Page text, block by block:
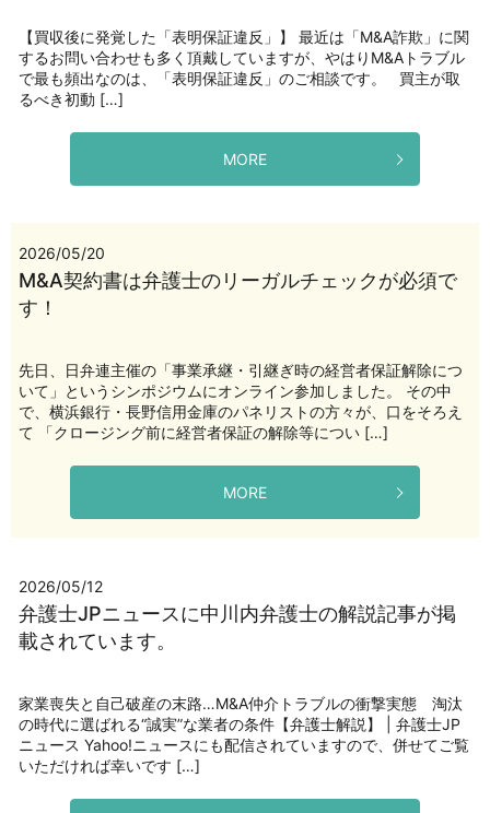
【買収後に発覚した「表明保証違反」】 最近は「M&A詐欺」に関
するお問い合わせも多く頂戴していますが、やはりM&Aトラブル
で最も頻出なのは、「表明保証違反」のご相談です。 買主が取
るべき初動 […]
MORE
2026/05/20
M&A契約書は弁護士のリーガルチェックが必須で
す！
先日、日弁連主催の「事業承継・引継ぎ時の経営者保証解除につ
いて」というシンポジウムにオンライン参加しました。 その中
で、横浜銀行・長野信用金庫のパネリストの方々が、口をそろえ
て 「クロージング前に経営者保証の解除等につい […]
MORE
2026/05/12
弁護士JPニュースに中川内弁護士の解説記事が掲
載されています。
家業喪失と自己破産の末路…M&A仲介トラブルの衝撃実態 淘汰
の時代に選ばれる“誠実”な業者の条件【弁護士解説】 | 弁護士JP
ニュース Yahoo!ニュースにも配信されていますので、併せてご覧
いただければ幸いです […]